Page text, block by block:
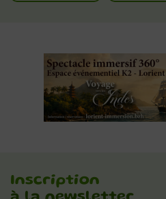
Inscription